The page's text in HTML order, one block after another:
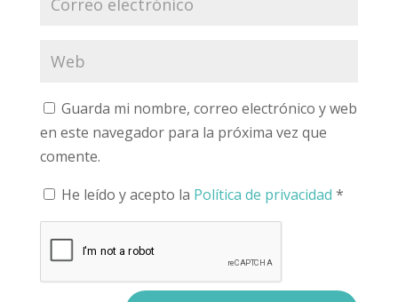
Guarda mi nombre, correo electrónico y web
en este navegador para la próxima vez que
comente.
He leído y acepto la Política de privacidad *